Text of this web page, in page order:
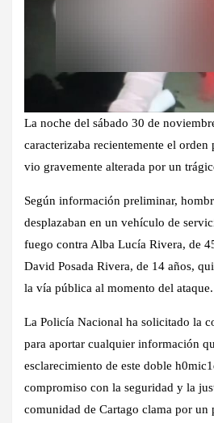
La noche del sábado 30 de
caracterizaba recientemente el orden
vio gravemente alterada por un
Según información preliminar,
desplazaban en un vehículo de
fuego contra Alba Lucía Rivera, de
David Posada Rivera, de 14 años,
la vía pública al momento del ataque.
La Policía Nacional ha solicitado la
para aportar cualquier información
esclarecimiento de este doble
compromiso con la seguridad y la
comunidad de Cartago clama por un